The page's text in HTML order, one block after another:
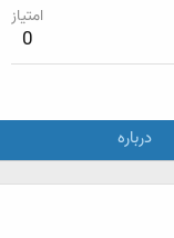
امتیاز
0
درباره